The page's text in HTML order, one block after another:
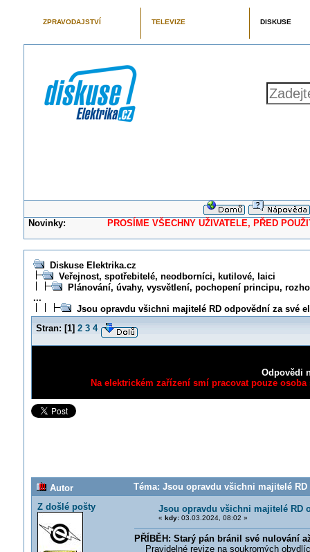
ZPRAVODAJSTVÍ TELEVIZE DISKUSE
Novinky: PROSÍME VŠECHNY UŽIVATELE, PŘED
Diskuse Elektrika.cz
Veřejnost, spotřebitelé, neodborníci, kutilové, laici
Plánování, úvahy, vysvětlení, pochopení principu,
...
Jsou opravdu všichni majitelé RD odpovědní za své
Stran: [1] 2 3 4
Odpovědi
Na elektrickém zařízení smí pracovat pouze
Autor
Téma: Jsou opravdu všichni majitelé
Z došlé pošty
Jsou opravdu všichni majitelé RD
« kdy:03.03.2024, 08:02 »
PŘÍBĚH: Starý pán bránil své nulování
Pravidelné revize na soukromých